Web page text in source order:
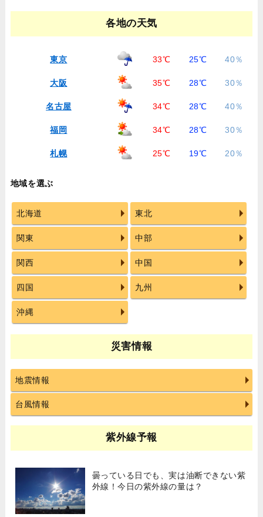
各地の天気
東京 33℃ 25℃ 40％
大阪 35℃ 28℃ 30％
名古屋 34℃ 28℃ 40％
福岡 34℃ 28℃ 30％
札幌 25℃ 19℃ 20％
地域を選ぶ
北海道 東北
関東 中部
関西 中国
四国 九州
沖縄
災害情報
地震情報
台風情報
紫外線予報
曇っている日でも、実は油断できない紫
外線！今日の紫外線の量は？